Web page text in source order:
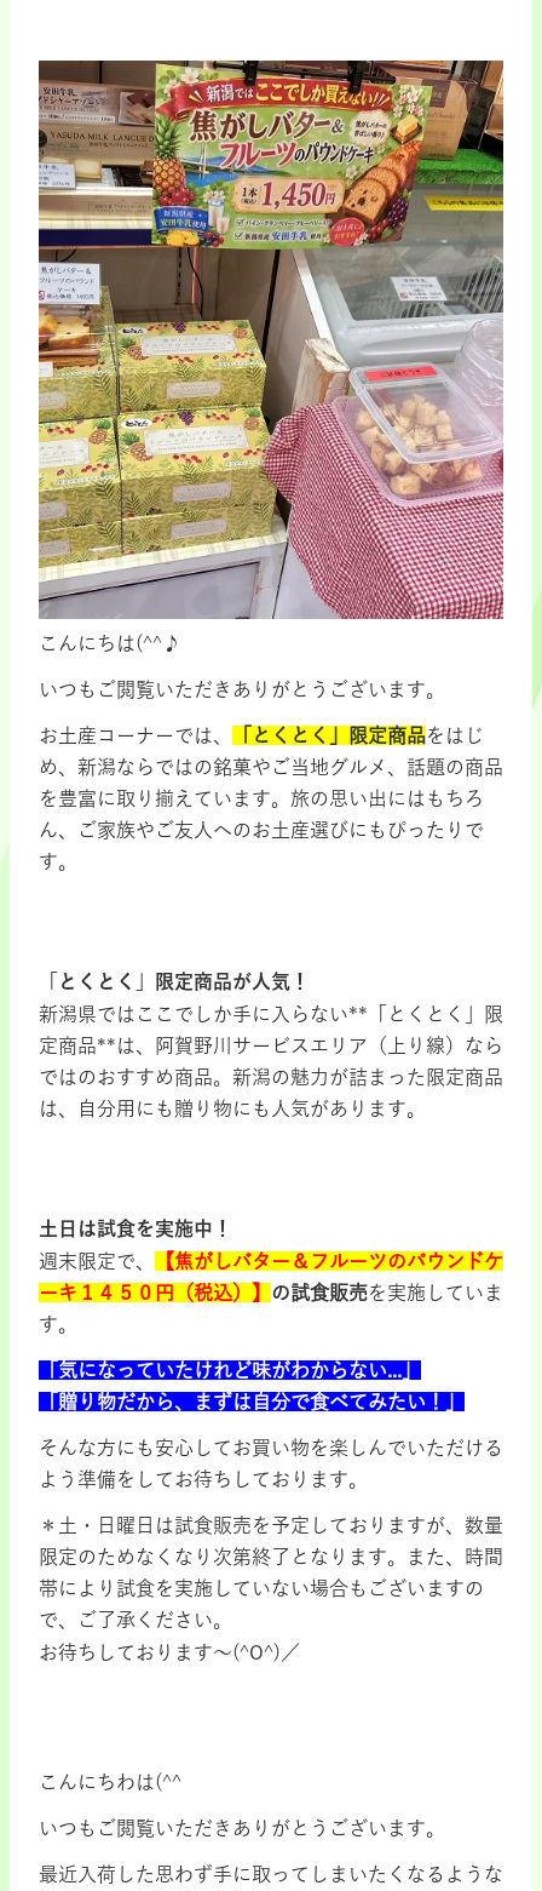
こんにちは(^^♪
いつもご閲覧いただきありがとうございます。
お土産コーナーでは、 「とくとく」限定商品をはじ
め、新潟ならではの銘菓やご当地グルメ、話題の商品
を豊富に取り揃えています。旅の思い出にはもちろ
ん、ご家族やご友人へのお土産選びにもぴったりで
す。
「とくとく」限定商品が人気！
新潟県ではここでしか手に入らない**「とくとく」限
定商品**は、阿賀野川サービスエリア（上り線）なら
ではのおすすめ商品。新潟の魅力が詰まった限定商品
は、自分用にも贈り物にも人気があります。
土日は試食を実施中！
週末限定で、
【焦がしバター＆フルーツのパウンドケ
ーキ１４５０円（税込）】 の試食販売を実施していま
す。
「気になっていたけれど味がわからない...」
「贈り物だから、まずは自分で食べてみたい！」
そんな方にも安心してお買い物を楽しんでいただける
よう準備をしてお待ちしております。
＊土・日曜日は試食販売を予定しておりますが、数量
限定のためなくなり次第終了となります。また、時間
帯により試食を実施していない場合もございますの
で、ご了承ください。
お待ちしております～(^O^)／
こんにちわは(^^
いつもご閲覧いただきありがとうございます。
最近入荷した思わず手に取ってしまいたくなるような